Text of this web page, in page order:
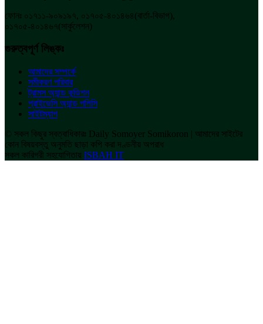
ফোনঃ ০১৭১১-৯০৯১৯৭, ০১৭০৫-৪০১৪৬৪(বার্তা-বিভাগ),
০১৭০৫-৪০১৪৬৭(সার্কুলেশন)
গুরুত্বপূর্ণ লিঙ্কঃ
আমাদের সম্পর্কে
সমীকরণ পরিবার
ট্রামস অ্যান্ড কন্ডিশন
প্রাইভেসি অ্যান্ড পলিসি
সাইটম্যাপ
© সকল কিছুর স্বত্বাধিকারঃ Daily Somoyer Somikoron | আমাদের সাইটের
কোন বিষয়বস্তু অনুমতি ছাড়া কপি করা দণ্ডনীয় অপরাধ
সকল কারিগরী সহযোগিতায় ISBAH IT